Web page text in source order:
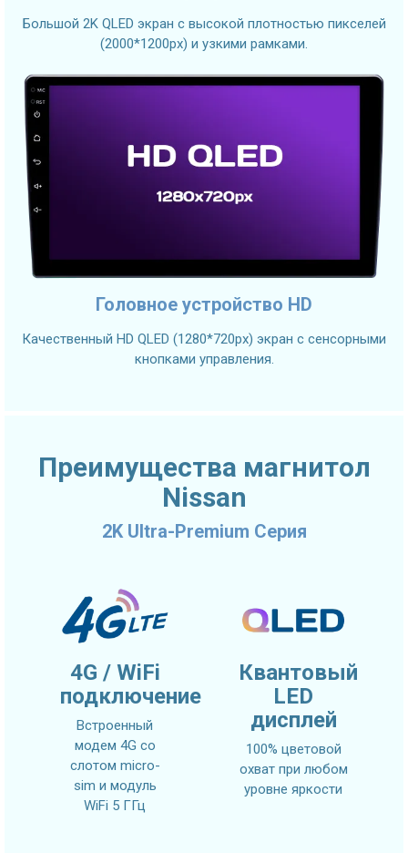
Большой 2K QLED экран с высокой плотностью пикселей
(2000*1200px) и узкими рамками.
Головное устройство HD
Качественный HD QLED (1280*720px) экран с сенсорными
кнопками управления.
Преимущества магнитол
Nissan
2K Ultra-Premium Серия
4G / WiFi
подключение
Встроенный
модем 4G со
слотом micro-
sim и модуль
WiFi 5 ГГц
Квантовый
LED
дисплей
100% цветовой
охват при любом
уровне яркости